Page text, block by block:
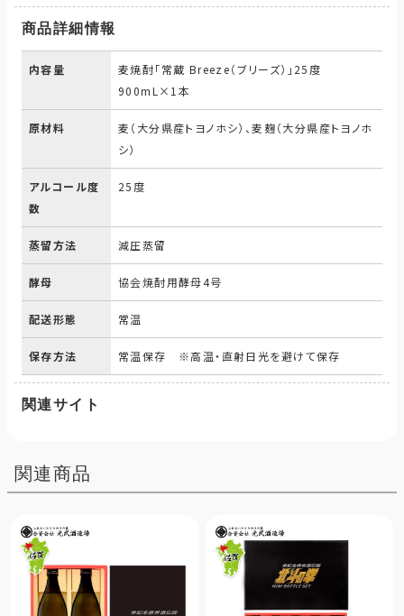
商品詳細情報
内容量
麦焼酎「常蔵 Breeze（ブリーズ）」25度
900mL×1本
原材料
麦（大分県産トヨノホシ）、麦麹（大分県産トヨノホ
シ）
アルコール度
数
25度
蒸留方法 減圧蒸留
酵母 協会焼酎用酵母4号
配送形態 常温
保存方法 常温保存 ※高温・直射日光を避けて保存
関連サイト
関連商品